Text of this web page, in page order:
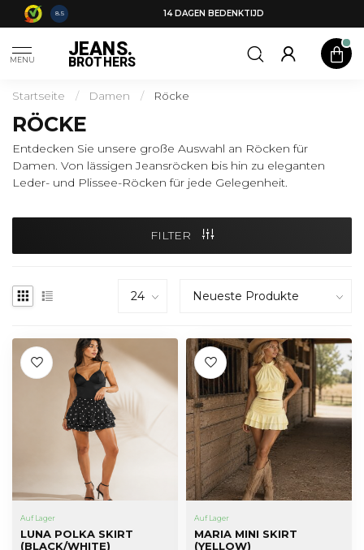
8.5 14 DAGEN BEDENKTIJD
MENU JEANS.
BROTHERS
Startseite / Damen / Röcke
RÖCKE
Entdecken Sie unsere große Auswahl an Röcken für
Damen. Von lässigen Jeansröcken bis hin zu eleganten
Leder- und Plissee-Röcken für jede Gelegenheit.
FILTER
Auf Lager
LUNA POLKA SKIRT
(BLACK/WHITE)
Auf Lager
MARIA MINI SKIRT
(YELLOW)